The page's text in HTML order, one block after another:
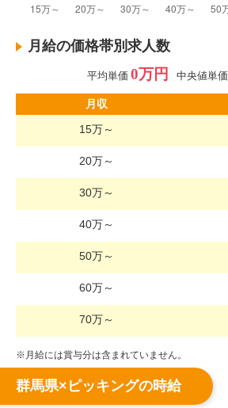
月給の価格帯別求人数
平均単価 0万円 中央値単価
月収
15万～
20万～
30万～
40万～
50万～
60万～
70万～
※月給には賞与分は含まれていません。
群馬県×ピッキングの時給